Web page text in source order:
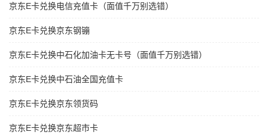
京东E卡兑换电信充值卡（面值千万别选错）
京东E卡兑换京东钢镚
京东E卡兑换中石化加油卡无卡号（面值千万别选错）
京东E卡兑换中石油全国充值卡
京东E卡兑换京东领货码
京东E卡兑换京东超市卡